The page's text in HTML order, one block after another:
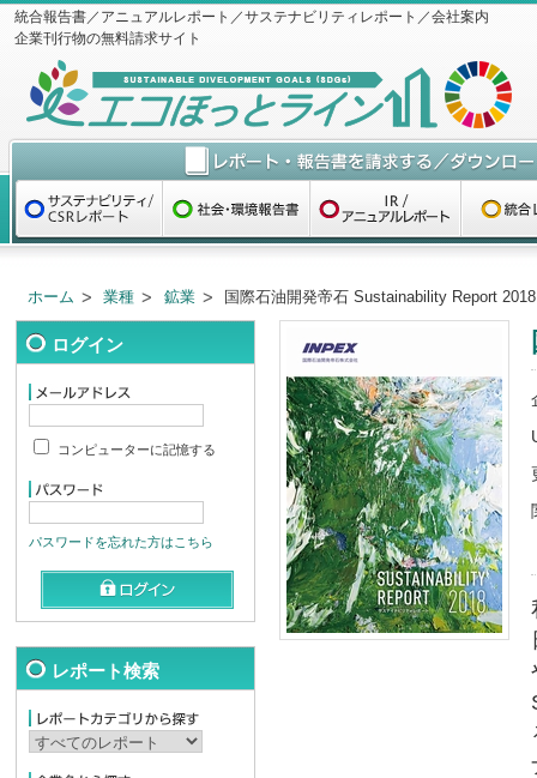
統合報告書／アニュアルレポート／サステナビリティレポート／会社案内
企業刊行物の無料請求サイト
ホーム 業種 鉱業 国際石油開発帝石 Sustainability Report 2018
ログイン
コンピューターに記憶する
パスワードを忘れた方はこちら
レポート検索